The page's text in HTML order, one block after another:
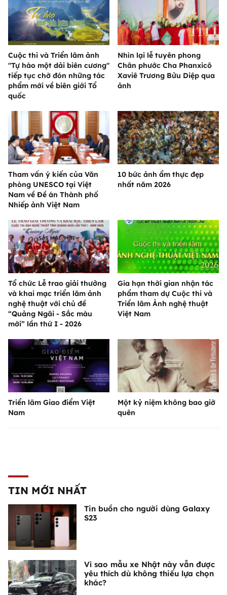
Cuộc thi và Triển lãm ảnh
"Tự hào một dải biên cương"
tiếp tục chờ đón những tác
phẩm mới về biên giới Tổ
quốc
Nhìn lại lễ tuyên phong
Chân phước Cha Phanxicô
Xaviê Trương Bửu Diệp qua
ảnh
Tham vấn ý kiến của Văn
phòng UNESCO tại Việt
Nam về Đề án Thành phố
Nhiếp ảnh Việt Nam
10 bức ảnh ẩm thực đẹp
nhất năm 2026
Tổ chức Lễ trao giải thưởng
và khai mạc triển lãm ảnh
nghệ thuật với chủ đề
“Quảng Ngãi - Sắc màu
mới” lần thứ I - 2026
Gia hạn thời gian nhận tác
phẩm tham dự Cuộc thi và
Triển lãm Ảnh nghệ thuật
Việt Nam
Triển lãm Giao điểm Việt
Nam
Một kỷ niệm không bao giờ
quên
TIN MỚI NHẤT
Tin buồn cho người dùng Galaxy
S23
Vì sao mẫu xe Nhật này vẫn được
yêu thích dù không thiếu lựa chọn
khác?